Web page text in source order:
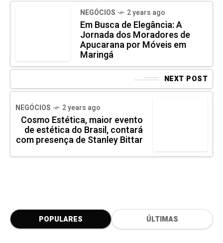
NEGÓCIOS 2 years ago
Em Busca de Elegância: A
Jornada dos Moradores de
Apucarana por Móveis em
Maringá
NEXT POST
NEGÓCIOS 2 years ago
Cosmo Estética, maior evento
de estética do Brasil, contará
com presença de Stanley Bittar
POPULARES ÚLTIMAS